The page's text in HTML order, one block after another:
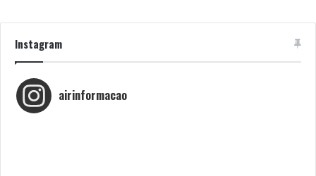
Instagram
airinformacao